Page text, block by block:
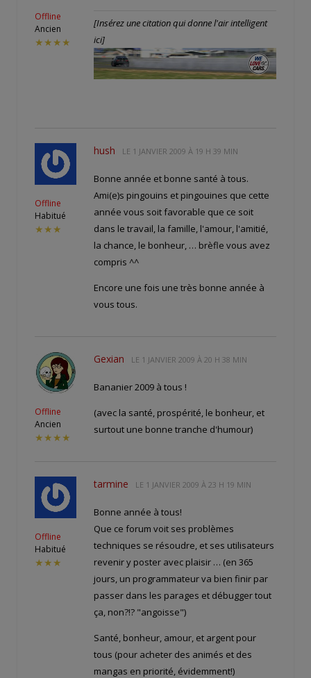
Offline
Ancien
★★★★
[Insérez une citation qui donne l'air intelligent
ici]
Offline
Habitué
★★★
hush LE 1 JANVIER 2009 À 19 H 39 MIN
Bonne année et bonne santé à tous.
Ami(e)s pingouins et pingouines que cette
année vous soit favorable que ce soit
dans le travail, la famille, l'amour, l'amitié,
la chance, le bonheur, … brèfle vous avez
compris ^^
Encore une fois une très bonne année à
vous tous.
Offline
Ancien
★★★★
Gexian LE 1 JANVIER 2009 À 20 H 38 MIN
Bananier 2009 à tous !
(avec la santé, prospérité, le bonheur, et
surtout une bonne tranche d'humour)
Offline
Habitué
★★★
tarmine LE 1 JANVIER 2009 À 23 H 19 MIN
Bonne année à tous!
Que ce forum voit ses problèmes
techniques se résoudre, et ses utilisateurs
revenir y poster avec plaisir … (en 365
jours, un programmateur va bien finir par
passer dans les parages et débugger tout
ça, non?!? "angoisse")
Santé, bonheur, amour, et argent pour
tous (pour acheter des animés et des
mangas en priorité, évidemment!)